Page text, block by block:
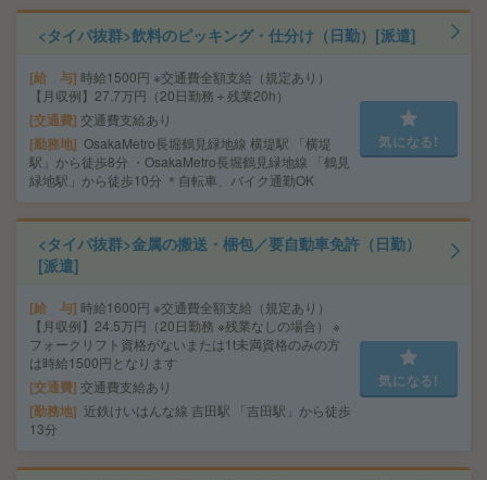
<タイパ抜群>飲料のピッキング・仕分け（日勤）[派遣]
給 与 時給1500円 ※交通費全額支給（規定あり）
【月収例】27.7万円（20日勤務＋残業20h）
交通費 交通費支給あり
勤務地 OsakaMetro長堀鶴見緑地線 横堤駅 「横堤
駅」から徒歩8分 ・OsakaMetro長堀鶴見緑地線 「鶴見
緑地駅」から徒歩10分 ＊自転車、バイク通勤OK
気になる!
<タイパ抜群>金属の搬送・梱包／要自動車免許（日勤）
[派遣]
給 与 時給1600円 ※交通費全額支給（規定あり）
【月収例】24.5万円（20日勤務 ※残業なしの場合） ※
フォークリフト資格がないまたは1t未満資格のみの方
は時給1500円となります
交通費 交通費支給あり
勤務地
近鉄けいはんな線 吉田駅 「吉田駅」から徒歩
13分
気になる!